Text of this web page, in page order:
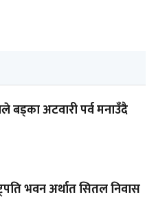
बड्का अटवारी पर्व मनाउँदै
भवन अर्थात सितल निवास